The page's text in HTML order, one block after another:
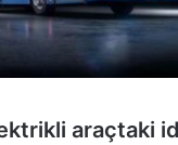
araçtaki